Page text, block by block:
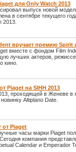
для Only Watch 2013
выпуск новой
в сентябре текущего
2013.
вручает премию Spirit
вместе с фондом Film
лучших актеров,
кино.
Piaget на SIHH 2013
проходящей в Женеве в
Altiplano Date.
Piaget
часы марки Piaget
компания
Calendar и Emperador